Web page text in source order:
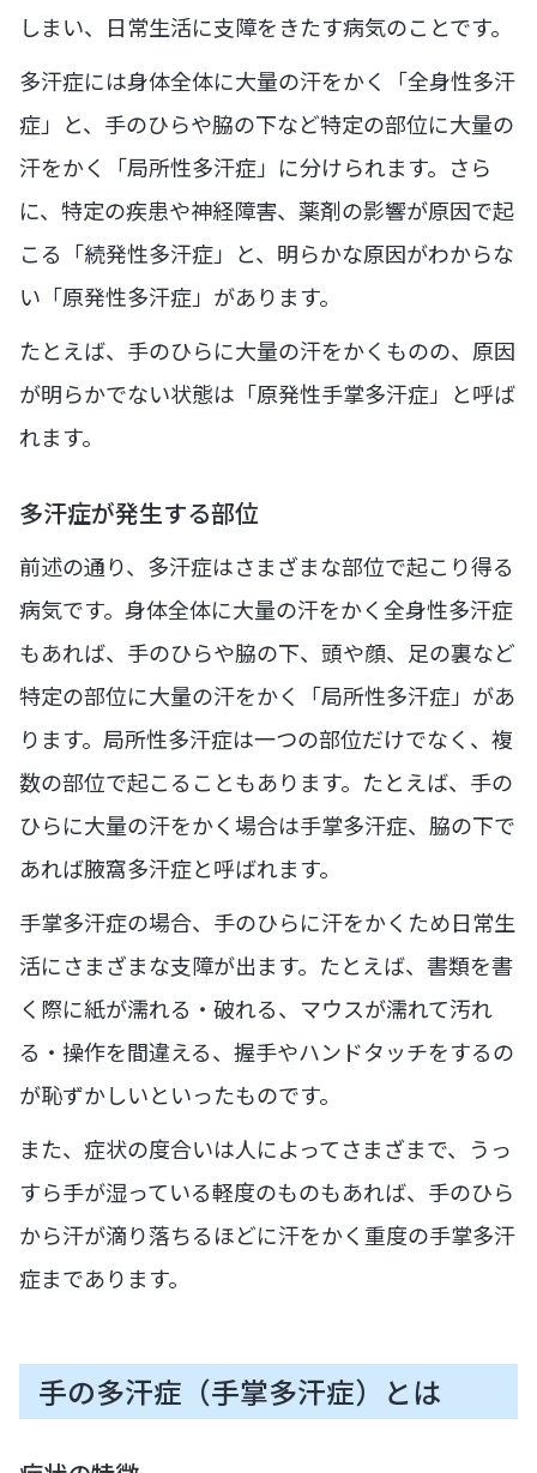
しまい、日常生活に支障をきたす病気のことです。
多汗症には身体全体に大量の汗をかく「全身性多汗
症」と、手のひらや脇の下など特定の部位に大量の
汗をかく「局所性多汗症」に分けられます。さら
に、特定の疾患や神経障害、薬剤の影響が原因で起
こる「続発性多汗症」と、明らかな原因がわからな
い「原発性多汗症」があります。
たとえば、手のひらに大量の汗をかくものの、原因
が明らかでない状態は「原発性手掌多汗症」と呼ば
れます。
多汗症が発生する部位
前述の通り、多汗症はさまざまな部位で起こり得る
病気です。身体全体に大量の汗をかく全身性多汗症
もあれば、手のひらや脇の下、頭や顔、足の裏など
特定の部位に大量の汗をかく「局所性多汗症」があ
ります。局所性多汗症は一つの部位だけでなく、複
数の部位で起こることもあります。たとえば、手の
ひらに大量の汗をかく場合は手掌多汗症、脇の下で
あれば腋窩多汗症と呼ばれます。
手掌多汗症の場合、手のひらに汗をかくため日常生
活にさまざまな支障が出ます。たとえば、書類を書
く際に紙が濡れる・破れる、マウスが濡れて汚れ
る・操作を間違える、握手やハンドタッチをするの
が恥ずかしいといったものです。
また、症状の度合いは人によってさまざまで、うっ
すら手が湿っている軽度のものもあれば、手のひら
から汗が滴り落ちるほどに汗をかく重度の手掌多汗
症まであります。
手の多汗症（手掌多汗症）とは